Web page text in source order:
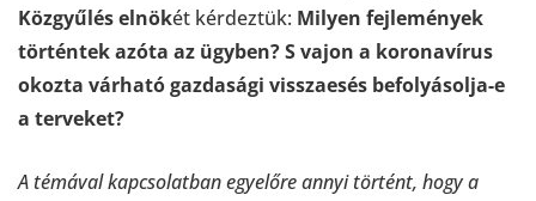
Közgyűlés elnökét kérdeztük: Milyen fejlemények
történtek azóta az ügyben? S vajon a koronavírus
okozta várható gazdasági visszaesés befolyásolja-e
a terveket?
A témával kapcsolatban egyelőre annyi történt, hogy a